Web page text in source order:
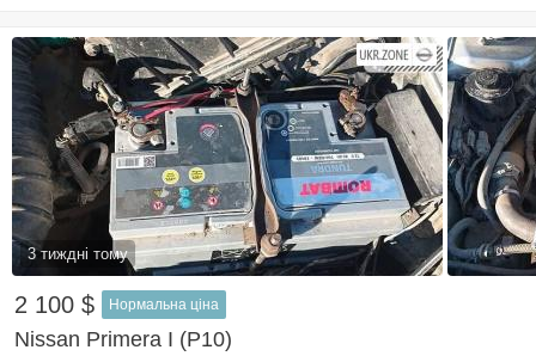
3 тиждні тому
2 100 $ Нормальна ціна
Nissan Primera I (P10)